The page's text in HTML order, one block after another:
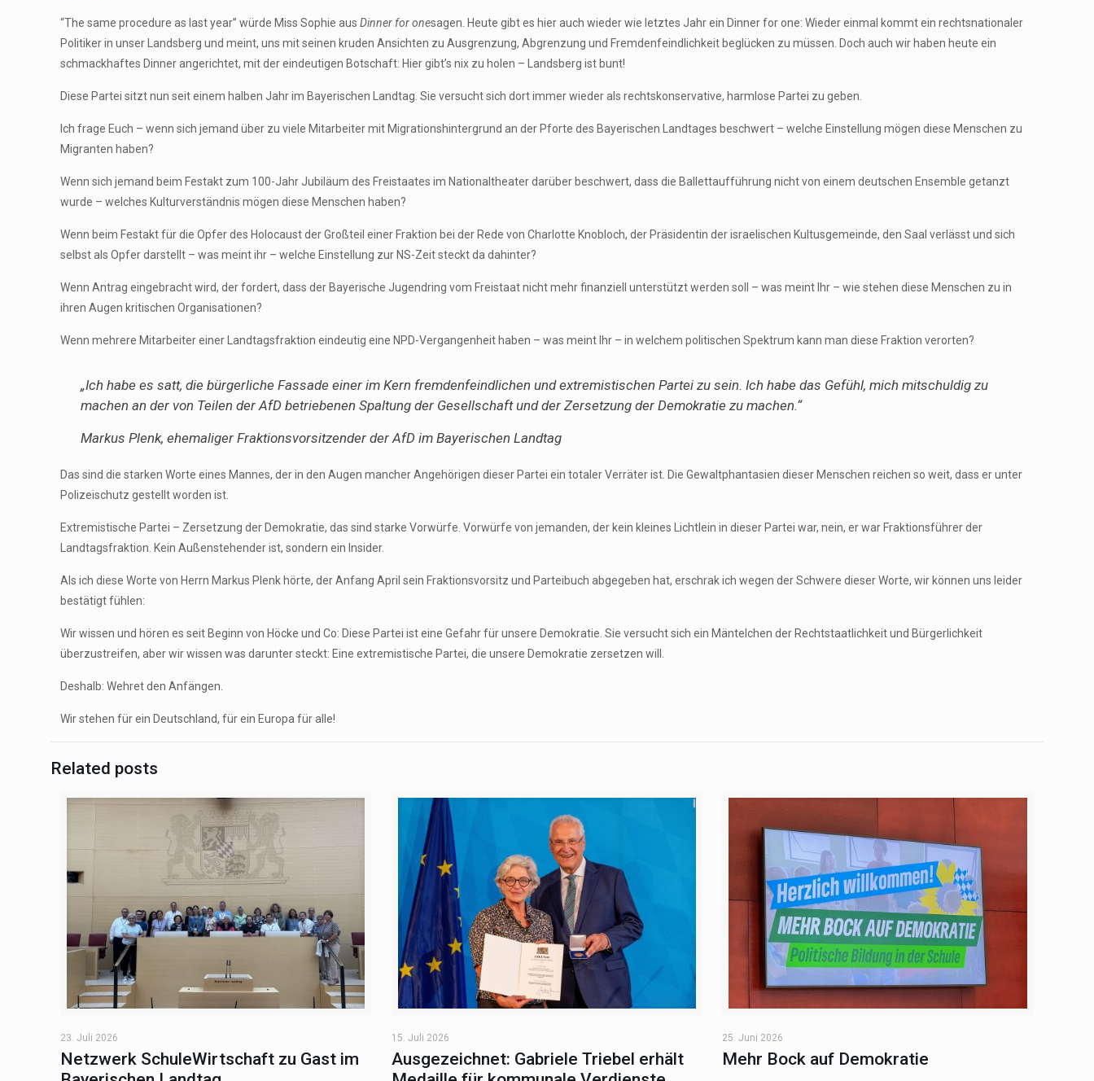
“The same procedure as last year” würde Miss Sophie ausDinner for onesagen. Heute gibt es hier auch wieder wie letztes Jahr ein Dinner for one: Wieder einmal kommt ein rechtsnationaler
Politiker in unser Landsberg und meint, uns mit seinen kruden Ansichten zu Ausgrenzung, Abgrenzung und Fremdenfeindlichkeit beglücken zu müssen. Doch auch wir haben heute ein
schmackhaftes Dinner angerichtet, mit der eindeutigen Botschaft: Hier gibt’s nix zu holen – Landsberg ist bunt!
Diese Partei sitzt nun seit einem halben Jahr im Bayerischen Landtag. Sie versucht sich dort immer wieder als rechtskonservative, harmlose Partei zu geben.
Ich frage Euch – wenn sich jemand über zu viele Mitarbeiter mit Migrationshintergrund an der Pforte des Bayerischen Landtages beschwert – welche Einstellung mögen diese Menschen zu
Migranten haben?
Wenn sich jemand beim Festakt zum 100-Jahr Jubiläum des Freistaates im Nationaltheater darüber beschwert, dass die Ballettaufführung nicht von einem deutschen Ensemble getanzt
wurde – welches Kulturverständnis mögen diese Menschen haben?
Wenn beim Festakt für die Opfer des Holocaust der Großteil einer Fraktion bei der Rede von Charlotte Knobloch, der Präsidentin der israelischen Kultusgemeinde, den Saal verlässt und sich
selbst als Opfer darstellt – was meint ihr – welche Einstellung zur NS-Zeit steckt da dahinter?
Wenn Antrag eingebracht wird, der fordert, dass der Bayerische Jugendring vom Freistaat nicht mehr finanziell unterstützt werden soll – was meint Ihr – wie stehen diese Menschen zu in
ihren Augen kritischen Organisationen?
Wenn mehrere Mitarbeiter einer Landtagsfraktion eindeutig eine NPD-Vergangenheit haben – was meint Ihr – in welchem politischen Spektrum kann man diese Fraktion verorten?
„Ich habe es satt, die bürgerliche Fassade einer im Kern fremdenfeindlichen und extremistischen Partei zu sein. Ich habe das Gefühl, mich mitschuldig zu
machen an der von Teilen der AfD betriebenen Spaltung der Gesellschaft und der Zersetzung der Demokratie zu machen.“
Markus Plenk, ehemaliger Fraktionsvorsitzender der AfD im Bayerischen Landtag
Das sind die starken Worte eines Mannes, der in den Augen mancher Angehörigen dieser Partei ein totaler Verräter ist. Die Gewaltphantasien dieser Menschen reichen so weit, dass er unter
Polizeischutz gestellt worden ist.
Extremistische Partei – Zersetzung der Demokratie, das sind starke Vorwürfe. Vorwürfe von jemanden, der kein kleines Lichtlein in dieser Partei war, nein, er war Fraktionsführer der
Landtagsfraktion. Kein Außenstehender ist, sondern ein Insider.
Als ich diese Worte von Herrn Markus Plenk hörte, der Anfang April sein Fraktionsvorsitz und Parteibuch abgegeben hat, erschrak ich wegen der Schwere dieser Worte, wir können uns leider
bestätigt fühlen:
Wir wissen und hören es seit Beginn von Höcke und Co: Diese Partei ist eine Gefahr für unsere Demokratie. Sie versucht sich ein Mäntelchen der Rechtstaatlichkeit und Bürgerlichkeit
überzustreifen, aber wir wissen was darunter steckt: Eine extremistische Partei, die unsere Demokratie zersetzen will.
Deshalb: Wehret den Anfängen.
Wir stehen für ein Deutschland, für ein Europa für alle!
Related posts
23. Juli 2026
Netzwerk SchuleWirtschaft zu Gast im
15. Juli 2026
Ausgezeichnet: Gabriele Triebel erhält
25. Juni 2026
Mehr Bock auf Demokratie